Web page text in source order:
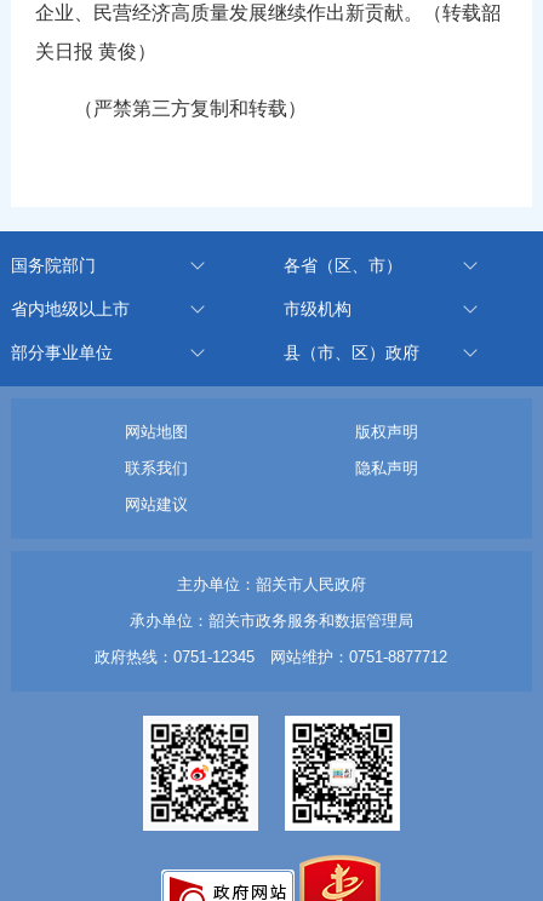
企业、民营经济高质量发展继续作出新贡献。（转载韶
关日报 黄俊）
（严禁第三方复制和转载）
国务院部门 各省（区、市）
省内地级以上市 市级机构
部分事业单位 县（市、区）政府
网站地图
版权声明
联系我们
隐私声明
网站建议
主办单位：韶关市人民政府
承办单位：韶关市政务服务和数据管理局
政府热线：0751-12345 网站维护：0751-8877712